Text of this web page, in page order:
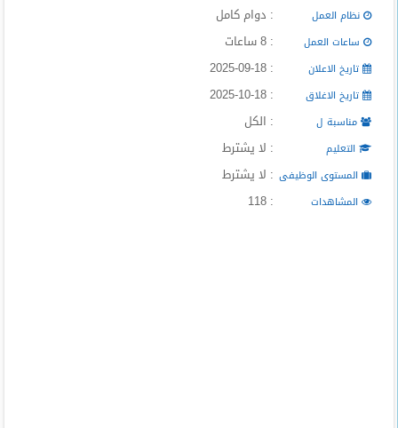
نظام العمل : دوام كامل
ساعات العمل : 8 ساعات
تاريخ الاعلان : 2025-09-18
تاريخ الاغلاق : 2025-10-18
مناسبة ل : الكل
التعليم : لا يشترط
المستوى الوظيفى : لا يشترط
المشاهدات : 118